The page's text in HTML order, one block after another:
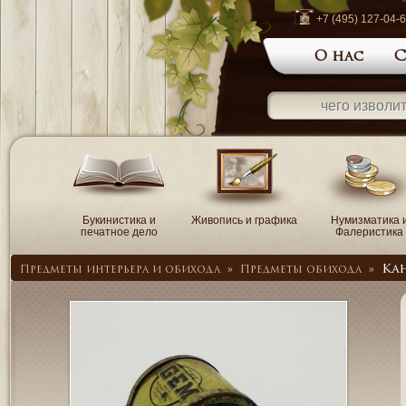
+7 (495) 127-04-
О нас
Букинистика и
печатное дело
Живопись и графика
Нумизматика
Фалеристика
Предметы интерьера и обихода » Предметы обихода »